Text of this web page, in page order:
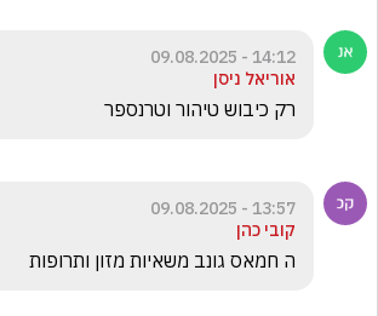
14:12 - 09.08.2025
אוריאל ניסן
רק כיבוש טיהור וטרנספר
13:57 - 09.08.2025
קובי כהן
ה חמאס גונב משאיות מזון ותרופות